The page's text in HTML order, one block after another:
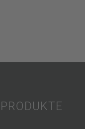
PRODUKTE